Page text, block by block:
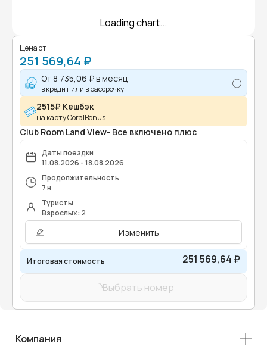
Loading chart...
Цена от
251 569,64 ₽
От 8 735,06 ₽в месяц
в кредит или в рассрочку
2515₽ Кешбэк
на карту CoralBonus
Club Room Land View- Все включено плюс
Даты поездки
11.08.2026 - 18.08.2026
Продолжительность
7 н
Туристы
Взрослых: 2
Изменить
Итоговая стоимость 251 569,64 ₽
Выбрать номер
Компания